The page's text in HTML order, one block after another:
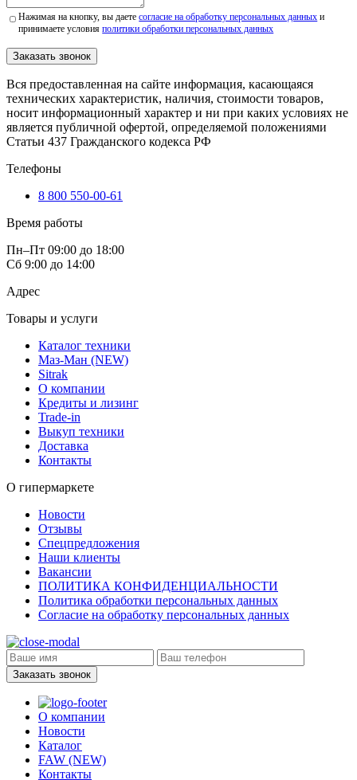
Нажимая на кнопку, вы даетесогласие на обработку персональных данных и
принимаете условияполитики обработки персональных данных
Заказать звонок
Вся предоставленная на сайте информация, касающаяся
технических характеристик, наличия, стоимости товаров,
носит информационный характер и ни при каких условиях не
является публичной офертой, определяемой положениями
Статьи 437 Гражданского кодекса РФ
Телефоны
8 800 550-00-61
Время работы
Пн–Пт 09:00 до 18:00
Сб 9:00 до 14:00
Адрес
Товары и услуги
Каталог техники
Маз-Ман (NEW)
Sitrak
О компании
Кредиты и лизинг
Trade-in
Выкуп техники
Доставка
Контакты
О гипермаркете
Новости
Отзывы
Спецпредложения
Наши клиенты
Вакансии
ПОЛИТИКА КОНФИДЕНЦИАЛЬНОСТИ
Политика обработки персональных данных
Согласие на обработку персональных данных
Заказать звонок
О компании
Новости
Каталог
FAW (NEW)
Контакты